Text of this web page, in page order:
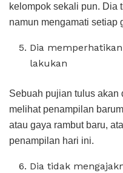
kelompok sekali pun. Dia
namun mengamati setiap
Dia
lakukan
Sebuah pujian tulus akan
melihat penampilan
atau gaya rambut baru,
penampilan hari ini.
Dia tidak